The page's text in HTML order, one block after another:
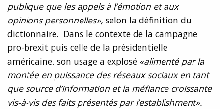
publique que les appels à l’émotion et aux
opinions personnelles», selon la définition du
dictionnaire. Dans le contexte de la campagne
pro-brexit puis celle de la présidentielle
américaine, son usage a explosé «alimenté par la
montée en puissance des réseaux sociaux en tant
que source d’information et la méfiance croissante
vis-à-vis des faits présentés par l’establishment».